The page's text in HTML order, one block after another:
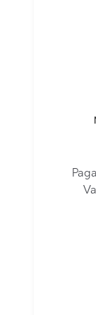
original
actual